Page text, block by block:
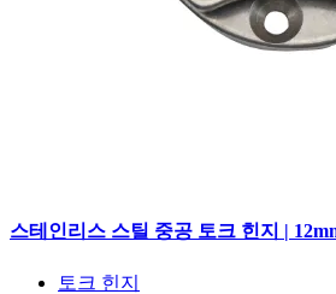
스테인리스 스틸 중공 토크 힌지 |
토크 힌지